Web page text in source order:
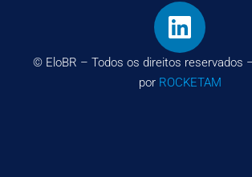
© EloBR – Todos os direitos reservados
por ROCKETAM